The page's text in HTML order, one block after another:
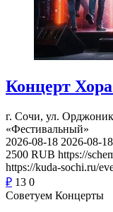
Концерт
г. Сочи, ул.
«Фестивальный»
2026-08-18 2026-08-18
2500 RUB https://
https://kuda-sochi.ru/
₽ 13 0
Советуем Концерты